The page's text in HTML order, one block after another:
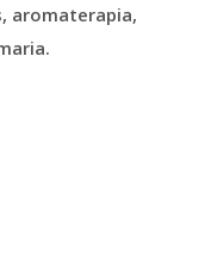
aromaterapia,